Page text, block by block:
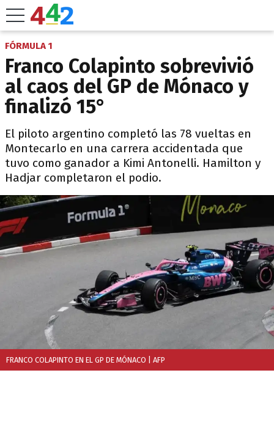
FÓRMULA 1
Franco Colapinto sobrevivió
al caos del GP de Mónaco y
finalizó 15°
El piloto argentino completó las 78 vueltas en
Montecarlo en una carrera accidentada que
tuvo como ganador a Kimi Antonelli. Hamilton y
Hadjar completaron el podio.
FRANCO COLAPINTO EN EL GP DE MÓNACO | AFP